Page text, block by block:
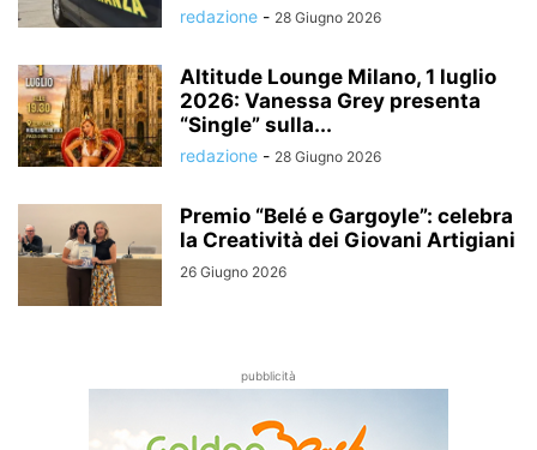
redazione - 28 Giugno 2026
Altitude Lounge Milano, 1 luglio
2026: Vanessa Grey presenta
“Single” sulla...
redazione - 28 Giugno 2026
Premio “Belé e Gargoyle”: celebra
la Creatività dei Giovani Artigiani
26 Giugno 2026
pubblicità